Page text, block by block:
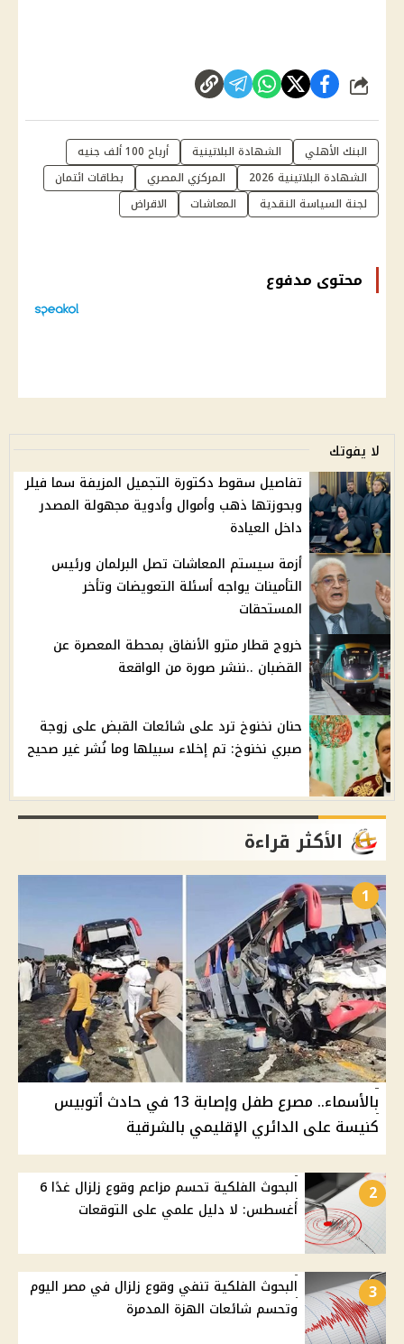
شارك
البنك الأهلي الشهادة البلاتينية
أرباح 100 ألف جنيه
الشهادة البلاتينية 2026
المركزي المصري
بطاقات ائتمان
لجنة السياسة النقدية
المعاشات الاقراض
محتوى مدفوع
لا يفوتك
تفاصيل سقوط دكتورة التجميل المزيفة سما فيلر
وبحوزتها ذهب وأموال وأدوية مجهولة المصدر
داخل العيادة
أزمة سيستم المعاشات تصل البرلمان ورئيس
التأمينات يواجه أسئلة التعويضات وتأخر
المستحقات
خروج قطار مترو الأنفاق بمحطة المعصرة عن
القضبان ..ننشر صورة من الواقعة
حنان نخنوخ ترد على شائعات القبض على زوجة
صبري نخنوخ: تم إخلاء سبيلها وما نُشر غير صحيح
الأكثر قراءة
1
بالأسماء.. مصرع طفل وإصابة 13 في حادث أتوبيس
كنيسة على الدائري الإقليمي بالشرقية
2
البحوث الفلكية تحسم مزاعم وقوع زلزال غدًا 6
أغسطس: لا دليل علمي على التوقعات
3
البحوث الفلكية تنفي وقوع زلزال في مصر اليوم
وتحسم شائعات الهزة المدمرة